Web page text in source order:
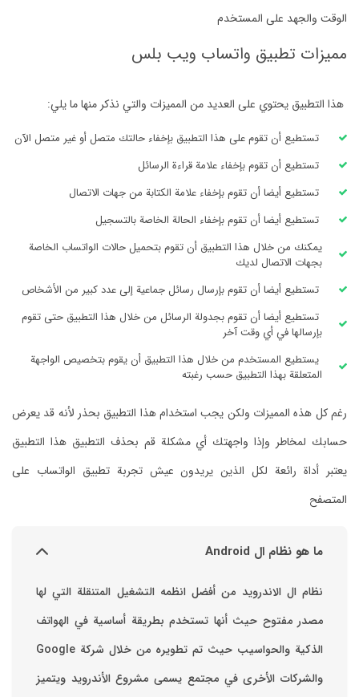
الوقت والجهد على المستخدم
مميزات تطبيق واتساب ويب بلس
هذا التطبيق يحتوي على العديد من المميزات والتي نذكر منها ما يلي:
تستطيع أن تقوم على هذا التطبيق بإخفاء حالتك متصل أو غير متصل الآن
تستطيع أن تقوم بإخفاء علامة قراءة الرسائل
تستطيع أيضا أن تقوم بإخفاء علامة الكتابة من جهات الاتصال
تستطيع أيضا أن تقوم بإخفاء الحالة الخاصة بالتسجيل
يمكنك من خلال هذا التطبيق أن تقوم بتحميل حالات الواتساب الخاصة
بجهات الاتصال لديك
تستطيع أيضا أن تقوم بإرسال رسائل جماعية إلى عدد كبير من الأشخاص
تستطيع أيضا أن تقوم بجدولة الرسائل من خلال هذا التطبيق حتى تقوم
بإرسالها في أي وقت آخر
يستطيع المستخدم من خلال هذا التطبيق أن يقوم بتخصيص الواجهة
المتعلقة بهذا التطبيق حسب رغبته
رغم كل هذه المميزات ولكن يجب استخدام هذا التطبيق بحذر لأنه قد يعرض
حسابك لمخاطر وإذا واجهتك أي مشكلة قم بحذف التطبيق هذا التطبيق
يعتبر أداة رائعة لكل الذين يريدون عيش تجربة تطبيق الواتساب على
المتصفح
ما هو نظام ال Android
نظام ال الاندرويد من أفضل انظمه التشغيل المتنقلة التي لها
مصدر مفتوح حيث أنها تستخدم بطريقة أساسية في الهواتف
والشركات الأخرى في مجتمع يسمى مشروع الأندرويد ويتميز